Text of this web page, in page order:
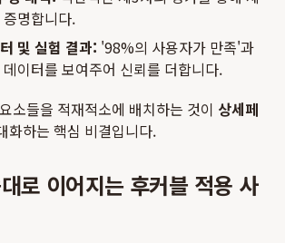
명합니다.
및 실험 결과: '98%의 사용자가 만족'과
이터를 보여주어 신뢰를 더합니다.
소들을 적재적소에 배치하는 것이 상세페
화하는 핵심 비결입니다.
로 이어지는 후커블 적용 사